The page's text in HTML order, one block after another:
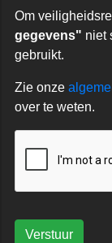
Om
gegevens" niet
gebruikt.
Zie onze
over te weten.
Verstuur